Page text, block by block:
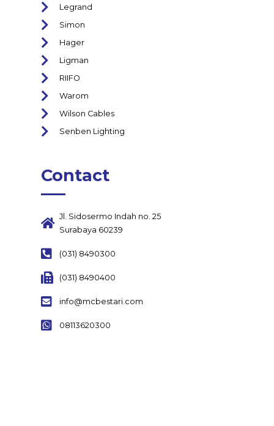
Legrand
Simon
Hager
Ligman
RIIFO
Warom
Wilson Cables
Senben Lighting
Contact
Jl. Sidosermo Indah no. 25
Surabaya 60239
(031) 8490300
(031) 8490400
info@mcbestari.com
08113620300